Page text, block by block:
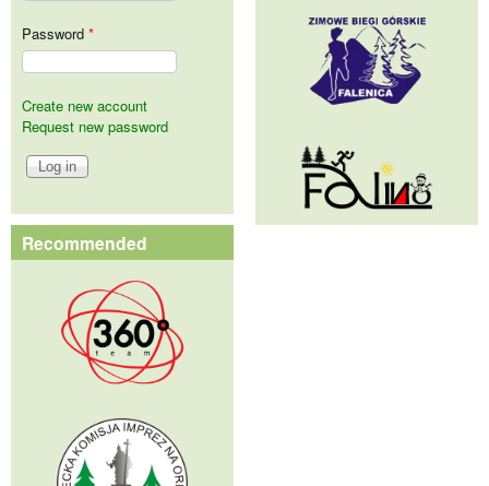
Password *
Create new account
Request new password
Recommended